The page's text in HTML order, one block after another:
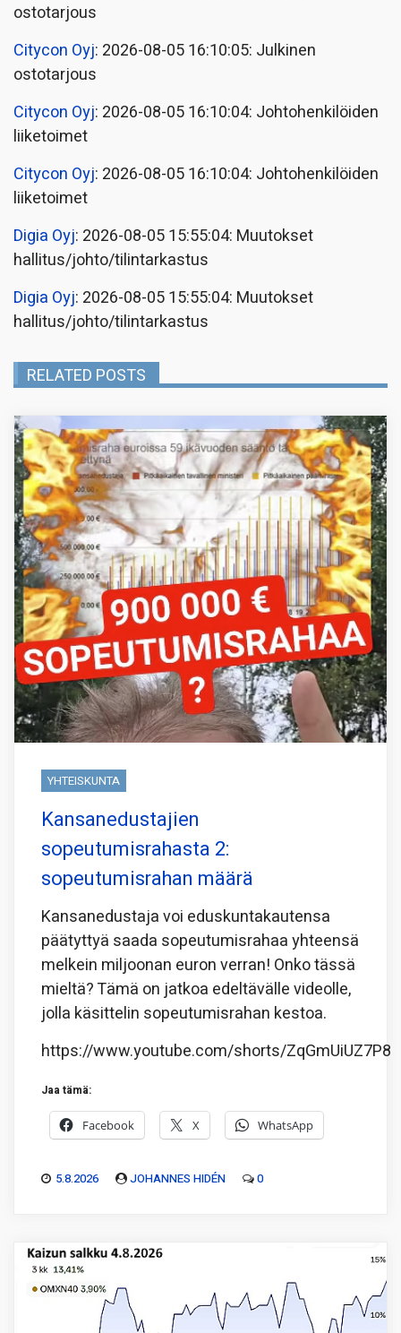
ostotarjous
Citycon Oyj: 2026-08-05 16:10:05: Julkinen
ostotarjous
Citycon Oyj: 2026-08-05 16:10:04: Johtohenkilöiden
liiketoimet
Citycon Oyj: 2026-08-05 16:10:04: Johtohenkilöiden
liiketoimet
Digia Oyj: 2026-08-05 15:55:04: Muutokset
hallitus/johto/tilintarkastus
Digia Oyj: 2026-08-05 15:55:04: Muutokset
hallitus/johto/tilintarkastus
RELATED POSTS
YHTEISKUNTA
Kansanedustajien
sopeutumisrahasta 2:
sopeutumisrahan määrä
Kansanedustaja voi eduskuntakautensa
päätyttyä saada sopeutumisrahaa yhteensä
melkein miljoonan euron verran! Onko tässä
mieltä? Tämä on jatkoa edeltävälle videolle,
jolla käsittelin sopeutumisrahan kestoa.
https://www.youtube.com/shorts/ZqGmUiUZ7P8
Jaa tämä:
Facebook X WhatsApp
5.8.2026 JOHANNES HIDÉN 0